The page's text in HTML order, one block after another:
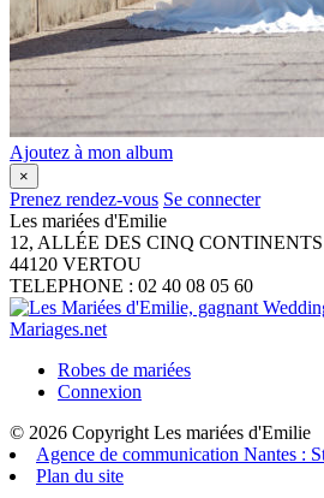
Ajoutez à mon album
×
Prenez rendez-vous Se connecter
Les mariées d'Emilie
12, ALLÉE DES CINQ CONTINENTS
44120 VERTOU
TELEPHONE : 02 40 08 05 60
Robes de mariées
Connexion
© 2026 Copyright Les mariées d'Emilie
Agence de communication Nantes :
Plan du site